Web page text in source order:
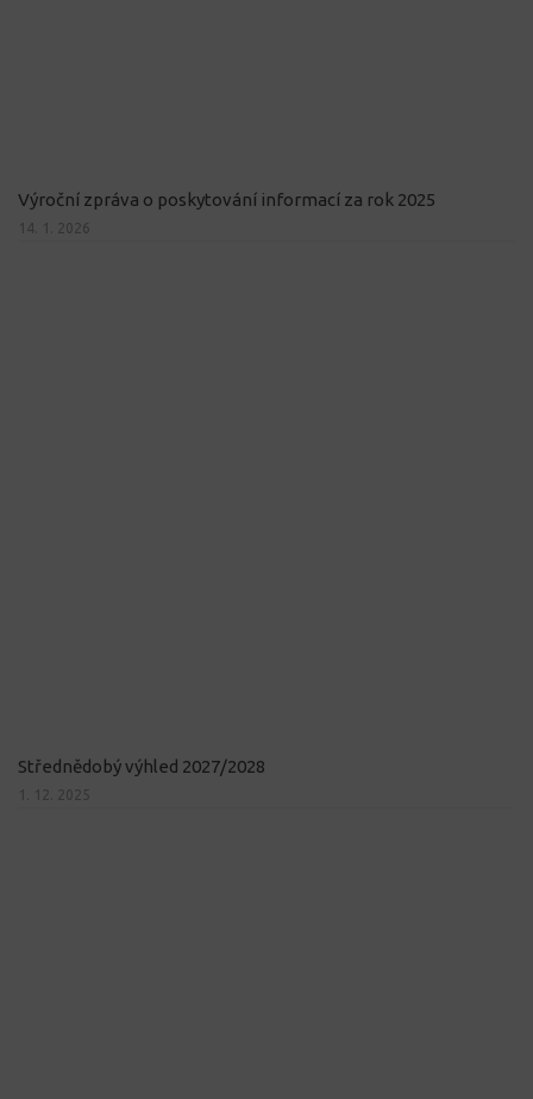
Výroční zpráva o poskytování informací za rok 2025
14. 1. 2026
Střednědobý výhled 2027/2028
1. 12. 2025